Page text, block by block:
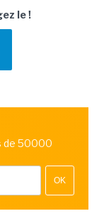
le !
de 50000
OK